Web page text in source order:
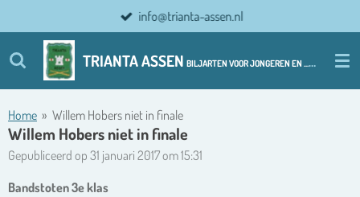
direct
naar
hoofdinhoud
TRIANTA ASSEN BILJARTEN VOOR JONGEREN EN ................ OUDERE JONGEREN
info@trianta-assen.nl
Home » Willem Hobers niet in finale
Willem Hobers niet in finale
Gepubliceerd op 31 januari 2017 om 15:31
Bandstoten 3e klas